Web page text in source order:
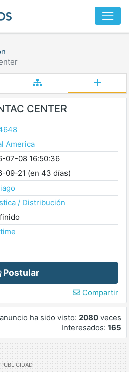
CENTER
America
07-08 16:50:36
09-21 (en 43 días)
/ Distribución
Postular
Compartir
ha sido visto: 2080 veces
Interesados: 165